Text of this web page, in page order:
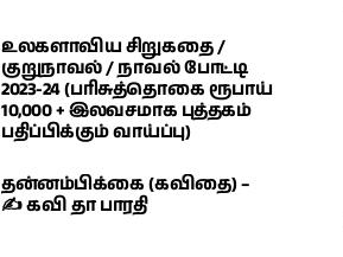
உலகளாவிய சிறுகதை /
குறுநாவல் / நாவல் போட்டி
2023-24 (பரிசுத்தொகை ரூபாய்
10,000 + இலவசமாக புத்தகம்
பதிப்பிக்கும் வாய்ப்பு)
தன்னம்பிக்கை (கவிதை) –
✍ கவி தா பாரதி